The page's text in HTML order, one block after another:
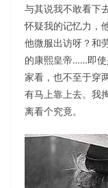
与其说我不敢看下
怀疑我的记忆力，
他微服出访呀？和
的康熙皇帝……即使
家看，也不至于穿
有马上靠上去。我
离看个究竟。